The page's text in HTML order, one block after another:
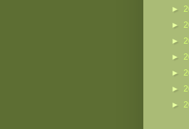
►
►
►
►
►
►
►